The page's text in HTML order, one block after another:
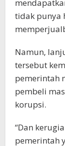
tidak punya
Namun,
tersebut
pemerintah
pembeli
korupsi.
“Dan
pemerintah